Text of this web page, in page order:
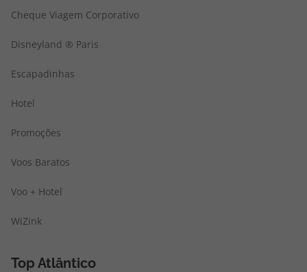
Cheque Viagem Corporativo
Disneyland ® Paris
Escapadinhas
Hotel
Promoções
Voos Baratos
Voo + Hotel
WiZink
Top Atlântico